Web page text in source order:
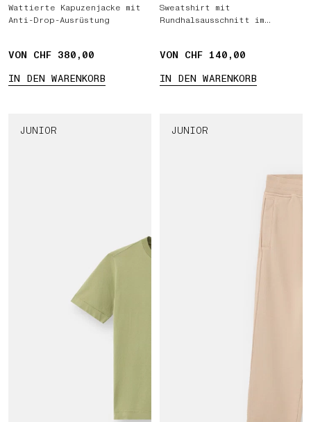
Wattierte Kapuzenjacke mit
Anti-Drop-Ausrüstung
VON CHF 380,00
IN DEN WARENKORB
Sweatshirt mit
Rundhalsausschnitt im
VON CHF 140,00
IN DEN WARENKORB
JUNIOR JUNIOR